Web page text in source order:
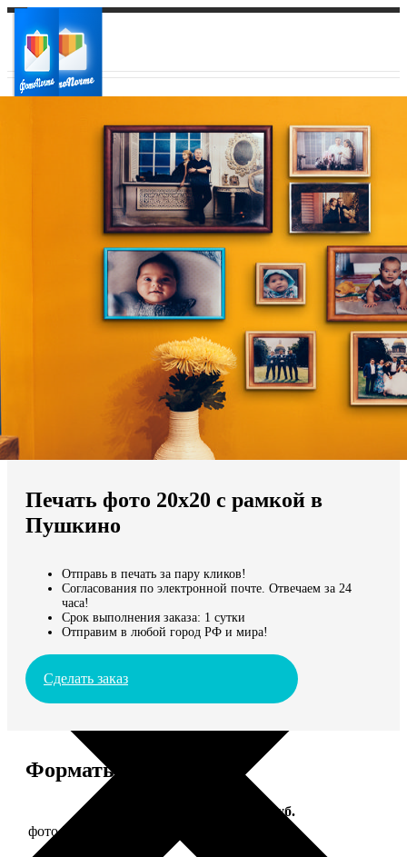
Ваш регион доставки
Выберите из списка:
Мы доставляем по всему миру
Продолжить без города
Печать фото 20х20 с рамкой в
Пушкино
Отправь в печать за пару кликов!
Согласования по электронной почте. Отвечаем за 24
часа!
Срок выполнения заказа: 1 сутки
Отправим в любой город РФ и мира!
Сделать заказ
Форматы и цены
Цена, руб.
фото 20х20 в деревянной рамке